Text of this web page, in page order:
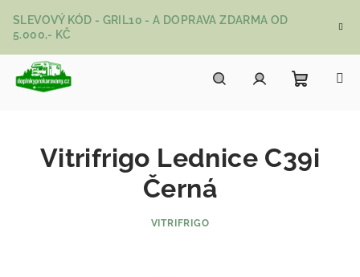
SLEVOVÝ KÓD - GRIL10 - A DOPRAVA ZDARMA OD
5.000,- KČ
Vitrifrigo Lednice C39i
Černá
VITRIFRIGO